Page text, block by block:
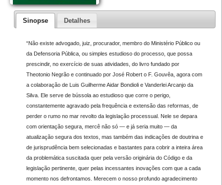
Sinopse Detalhes
“Não existe advogado, juiz, procurador, membro do Ministério Público ou
da Defensoria Pública, ou simples estudioso do processo, que possa
prescindir, no exercício de suas atividades, do livro fundado por
Theotonio Negrão e continuado por José Robert o F. Gouvêa, agora com
a colaboração de Luis Guilherme Aidar Bondioli e Vanderlei Arcanjo da
Silva. Ele serve de bússola ao estudioso que corre o perigo,
constantemente agravado pela frequência e extensão das reformas, de
perder o rumo no mar revolto da legislação processual. Nele se depara
com orientação segura, mercê não só — e já seria muito — da
atualização segura dos textos, mas também das indicações de doutrina e
de jurisprudência bem selecionadas e bastantes para cobrir a inteira área
da problemática suscitada quer pela versão originária do Código e da
legislação pertinente, quer pelas incessantes inovações com que a cada
momento nos defrontamos. Merecem o nosso profundo agradecimento